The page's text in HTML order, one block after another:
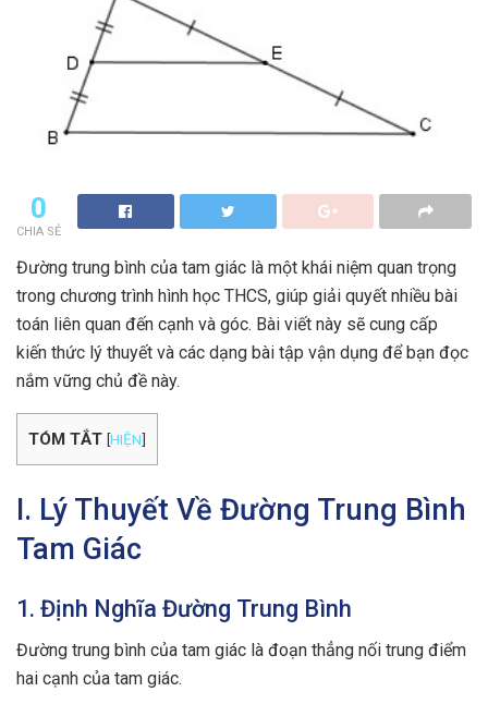
0
CHIA SẺ
Đường trung bình của tam giác là một khái niệm quan trọng
trong chương trình hình học THCS, giúp giải quyết nhiều bài
toán liên quan đến cạnh và góc. Bài viết này sẽ cung cấp
kiến thức lý thuyết và các dạng bài tập vận dụng để bạn đọc
nắm vững chủ đề này.
TÓM TẮT [HIỆN]
I. Lý Thuyết Về Đường Trung Bình
Tam Giác
1. Định Nghĩa Đường Trung Bình
Đường trung bình của tam giác là đoạn thẳng nối trung điểm
hai cạnh của tam giác.